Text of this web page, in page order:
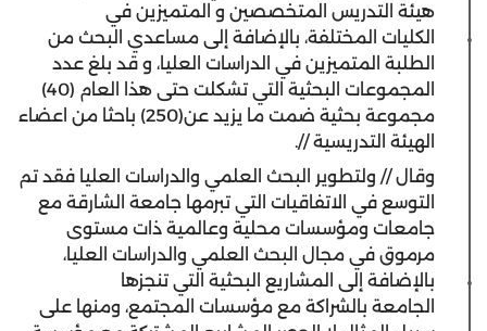
هيئة التدريس المتخصصين و المتميزين في
الكليات المختلفة، بالإضافة إلى مساعدي البحث من
الطلبة المتميزين في الدراسات العليا، و قد بلغ عدد
المجموعات البحثية التي تشكلت حتى هذا العام (40)
مجموعة بحثية ضمت ما يزيد عن(250) باحثا من اعضاء
الهيئة التدريسية //.
وقال // ولتطوير البحث العلمي والدراسات العليا فقد تم
التوسع في الاتفاقيات التي تبرمها جامعة الشارقة مع
جامعات ومؤسسات محلية وعالمية ذات مستوى
مرموق في مجال البحث العلمي والدراسات العليا،
بالإضافة إلى المشاريع البحثية التي تنجزها
الجامعة بالشراكة مع مؤسسات المجتمع، ومنها على